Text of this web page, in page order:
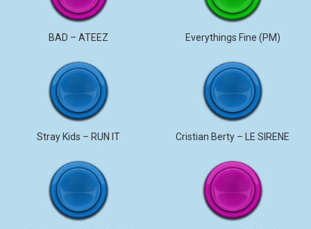
BAD – ATEEZ Everythings Fine (PM)
Stray Kids – RUN IT Cristian Berty – LE SIRENE